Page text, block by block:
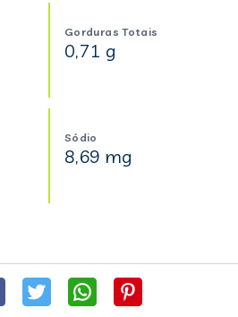
Gorduras Totais
0,71 g
Sódio
8,69 mg